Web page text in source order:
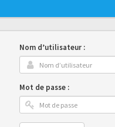
Nom d’utilisateur :
Mot de passe :